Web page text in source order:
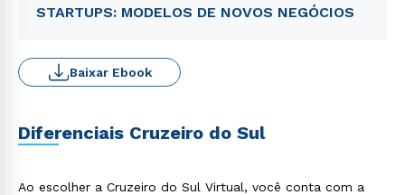
STARTUPS: MODELOS DE NOVOS NEGÓCIOS
Baixar Ebook
Diferenciais Cruzeiro do Sul
Ao escolher a Cruzeiro do Sul Virtual, você conta com a